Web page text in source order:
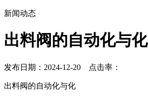
新闻动态
出料阀的自动化与化
发布日期：2024-12-20 点击率：
出料阀的自动化与化